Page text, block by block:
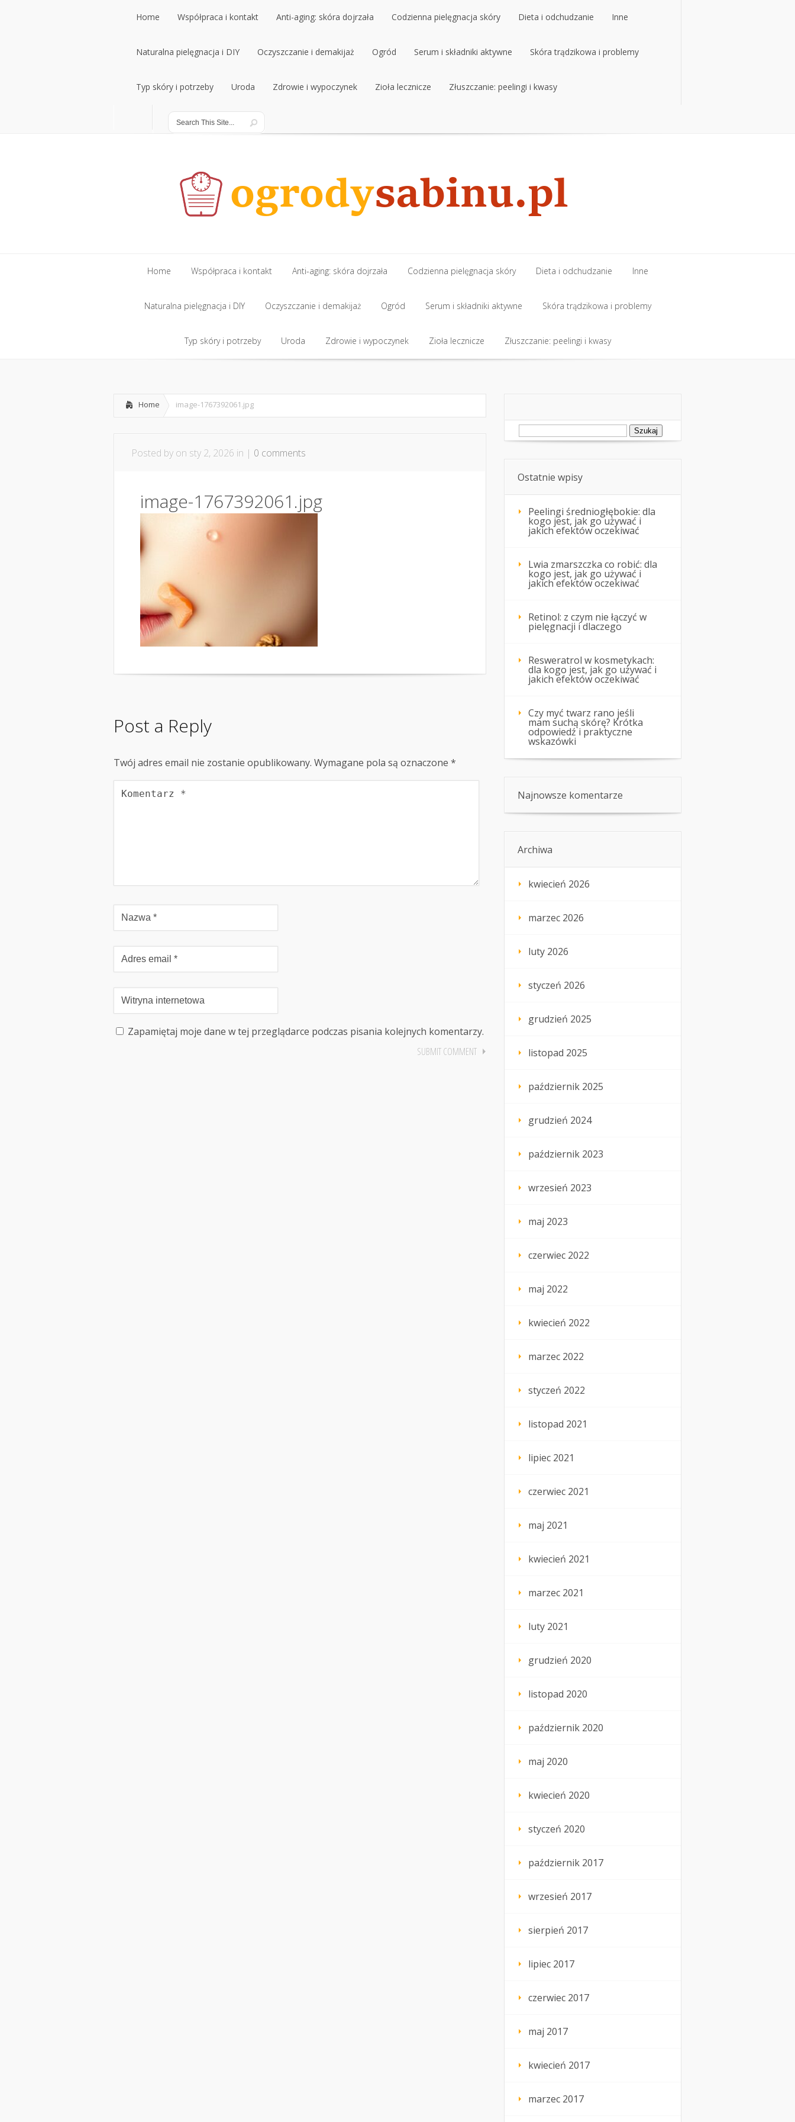
Home
Home
Współpraca i kontakt
Współpraca i kontakt
Anti-aging: skóra dojrzała
Anti-aging: skóra dojrzała
Codzienna pielęgnacja skóry
Codzienna pielęgnacja skóry
Dieta i odchudzanie
Dieta i odchudzanie
Inne
Inne
Naturalna pielęgnacja i DIY
Naturalna pielęgnacja i DIY
Oczyszczanie i demakijaż
Oczyszczanie i demakijaż
Ogród
Ogród
Serum i składniki aktywne
Serum i składniki aktywne
Skóra trądzikowa i problemy
Skóra trądzikowa i problemy
Typ skóry i potrzeby
Typ skóry i potrzeby
Uroda
Uroda
Zdrowie i wypoczynek Zioła lecznicze Złuszczanie: peelingi i kwasy
Home
Home
Współpraca i kontakt
Współpraca i kontakt
Anti-aging: skóra dojrzała
Anti-aging: skóra dojrzała
Codzienna pielęgnacja skóry
Codzienna pielęgnacja skóry
Dieta i odchudzanie
Dieta i odchudzanie
Inne
Inne
Naturalna pielęgnacja i DIY
Naturalna pielęgnacja i DIY
Oczyszczanie i demakijaż
Oczyszczanie i demakijaż
Ogród
Ogród
Serum i składniki aktywne
Serum i składniki aktywne
Skóra trądzikowa i problemy
Skóra trądzikowa i problemy
Typ skóry i potrzeby Uroda Zdrowie i wypoczynek Zioła lecznicze Złuszczanie: peelingi i kwasy
Home image-1767392061.jpg
Posted by on sty 2, 2026 in | 0 comments
image-1767392061.jpg
Post a Reply
Twój adres email nie zostanie opublikowany. Wymagane pola są oznaczone *
Zapamiętaj moje dane w tej przeglądarce podczas pisania kolejnych komentarzy.
Szukaj:
Ostatnie wpisy
Peelingi średniogłębokie: dla
kogo jest, jak go używać i
jakich efektów oczekiwać
Lwia zmarszczka co robić: dla
kogo jest, jak go używać i
jakich efektów oczekiwać
Retinol: z czym nie łączyć w
pielęgnacji i dlaczego
Resweratrol w kosmetykach:
dla kogo jest, jak go używać i
jakich efektów oczekiwać
Czy myć twarz rano jeśli
mam suchą skórę? Krótka
odpowiedź i praktyczne
wskazówki
Najnowsze komentarze
Archiwa
kwiecień 2026
marzec 2026
luty 2026
styczeń 2026
grudzień 2025
listopad 2025
październik 2025
grudzień 2024
październik 2023
wrzesień 2023
maj 2023
czerwiec 2022
maj 2022
kwiecień 2022
marzec 2022
styczeń 2022
listopad 2021
lipiec 2021
czerwiec 2021
maj 2021
kwiecień 2021
marzec 2021
luty 2021
grudzień 2020
listopad 2020
październik 2020
maj 2020
kwiecień 2020
styczeń 2020
październik 2017
wrzesień 2017
sierpień 2017
lipiec 2017
czerwiec 2017
maj 2017
kwiecień 2017
marzec 2017